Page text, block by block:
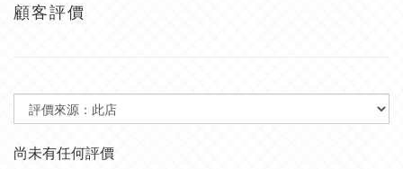
顧客評價
尚未有任何評價